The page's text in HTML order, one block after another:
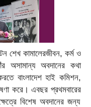
শেখ কামালেরজীবন, কর্ম ও
অসামান্য অবদানের কথা
বাংলাদেশ হাই কমিশন,
করে। এবছর প্রথমবারের
বিশেষ অবদানের জন্য